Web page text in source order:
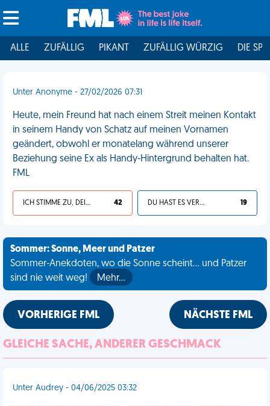
ALLE ZUFÄLLIG PIKANT ZUFÄLLIG WÜRZIG DIE
Unter Anonyme - 27/02/2026 07:31
Heute, mein Freund hat nach einem Streit meinen Kontakt
in seinem Handy von Schatz auf meinen Vornamen
geändert, obwohl er monatelang während unserer
Beziehung seine Ex als Handy-Hintergrund behalten hat.
FML
ICH STIMME ZU, DEIN LEBEN IST SCHEISSE 42 DU HAST ES VERDIENT 19
Sommer: Sonne, Meer und Patzer
Sommer-Anekdoten, wo die Sonne scheint... und Patzer
sind nie weit weg!
Mehr…
VORHERIGE FML NÄCHSTE FML
GLEICHE SACHE, ANDERER GESCHMACK
Unter Audrey - 04/06/2025 03:32